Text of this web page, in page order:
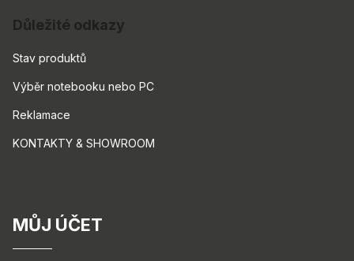
Důležité odkazy
Stav produktů
Výběr notebooku nebo PC
Reklamace
KONTAKTY & SHOWROOM
MŮJ ÚČET